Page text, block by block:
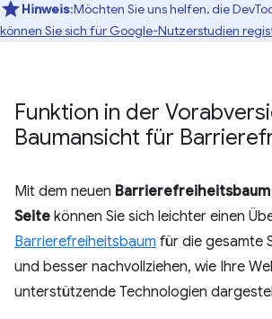
Hinweis:Möchten Sie uns helfen, die
können Sie sich für Google-Nutzerstudien
Funktion in der
Baumansicht für
Mit dem neuen
Seite können Sie sich leichter einen
Barrierefreiheitsbaum für die gesamte
und besser nachvollziehen, wie Ihre
unterstützende Technologien